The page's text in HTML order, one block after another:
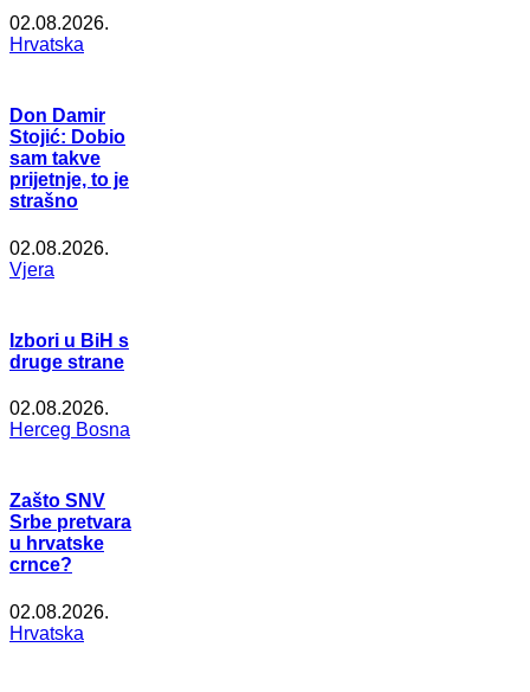
02.08.2026.
Hrvatska
Don Damir
Stojić: Dobio
sam takve
prijetnje, to je
strašno
02.08.2026.
Vjera
Izbori u BiH s
druge strane
02.08.2026.
Herceg Bosna
Zašto SNV
Srbe pretvara
u hrvatske
crnce?
02.08.2026.
Hrvatska